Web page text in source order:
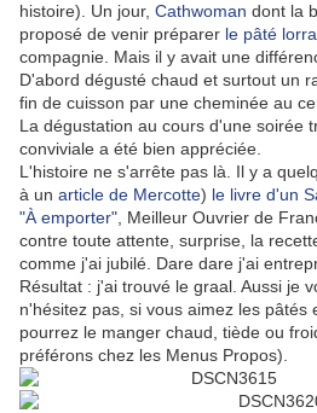
histoire). Un jour, Cathwoman dont la
proposé de venir préparer le pâté
compagnie. Mais il y avait une
D'abord dégusté chaud et surtout un
fin de cuisson par une cheminée au
La dégustation au cours d'une soirée
conviviale a été bien appréciée.
L'histoire ne s'arrête pas là. Il y a
à un article de Mercotte) le livre d'un
"À emporter" , Meilleur Ouvrier de
contre toute attente, surprise, la
comme j'ai jubilé. Dare dare j'ai
Résultat : j'ai trouvé le graal. Aussi je
n'hésitez pas, si vous aimez les pâtés
pourrez le manger chaud, tiède ou
préférons chez les Menus Propos).